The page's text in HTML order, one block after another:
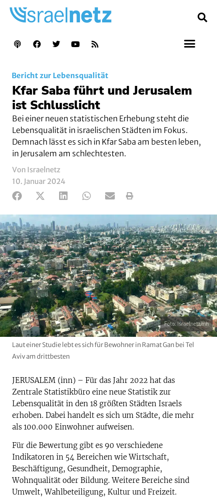
Bericht zur Lebensqualität
Kfar Saba führt und Jerusalem
ist Schlusslicht
Bei einer neuen statistischen Erhebung steht die
Lebensqualität in israelischen Städten im Fokus.
Demnach lässt es sich in Kfar Saba am besten leben,
in Jerusalem am schlechtesten.
Von Israelnetz
10. Januar 2024
Foto: Israelnetz/mh
Laut einer Studie lebt es sich für Bewohner in Ramat Gan bei Tel
Aviv am drittbesten
JERUSALEM (inn) – Für das Jahr 2022 hat das
Zentrale Statistikbüro eine neue Statistik zur
Lebensqualität in den 18 größten Städten Israels
erhoben. Dabei handelt es sich um Städte, die mehr
als 100.000 Einwohner aufweisen.
Für die Bewertung gibt es 90 verschiedene
Indikatoren in 54 Bereichen wie Wirtschaft,
Beschäftigung, Gesundheit, Demographie,
Wohnqualität oder Bildung. Weitere Bereiche sind
Umwelt, Wahlbeteiligung, Kultur und Freizeit.